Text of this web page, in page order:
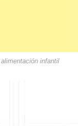
infantil